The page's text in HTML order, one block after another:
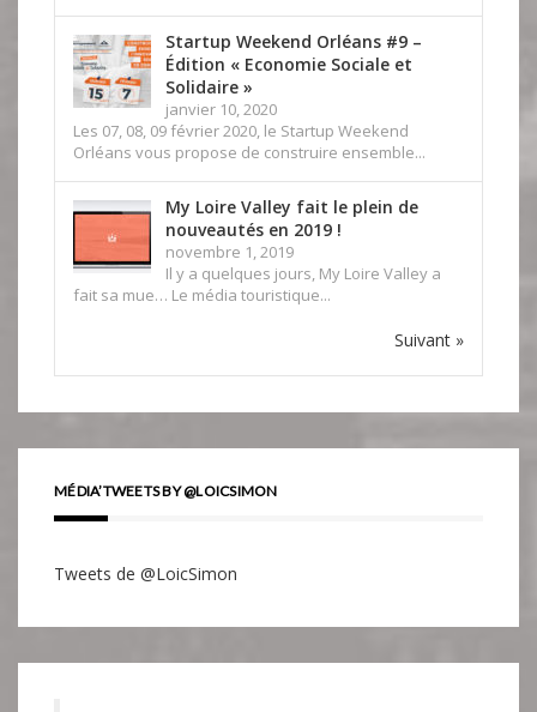
Startup Weekend Orléans #9 –
Édition « Economie Sociale et
Solidaire »
janvier 10, 2020
Les 07, 08, 09 février 2020, le Startup Weekend
Orléans vous propose de construire ensemble...
My Loire Valley fait le plein de
nouveautés en 2019 !
novembre 1, 2019
Il y a quelques jours, My Loire Valley a
fait sa mue… Le média touristique...
Suivant »
MÉDIA’TWEETS BY @LOICSIMON
Tweets de @LoicSimon